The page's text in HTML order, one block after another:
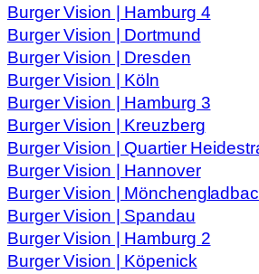
Burger Vision | Hamburg 4
Burger Vision | Dortmund
Burger Vision | Dresden
Burger Vision | Köln
Burger Vision | Hamburg 3
Burger Vision | Kreuzberg
Burger Vision | Quartier
Burger Vision | Hannover
Burger Vision |
Burger Vision | Spandau
Burger Vision | Hamburg 2
Burger Vision | Köpenick